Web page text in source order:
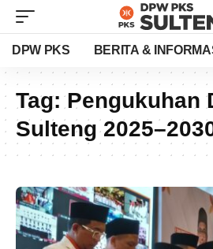
DPW PKS BERITA &
Tag:Pengukuhan
Sulteng